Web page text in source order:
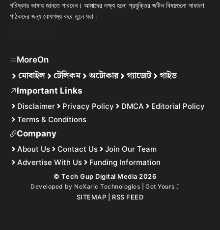
পরিষ্কার ভাষায় জানতে পারবেন। আমাদের লক্ষ্য হলো প্রযুক্তির জটিল বিষয়গুলো সাধারণ
পাঠকদের জন্য বোধগম্য করে তুলে ধরা।
MoreOn
মোবাইল টেলিকম অটোকার গ্যাজেট গাইড
Important Links
Disclaimer Privacy Policy DMCA
Editorial Policy
Terms & Conditions
Company
About Us Contact Us
Join Our Team
Advertise With Us
Funding Information
© Tech Gup Digital Media 2026
Developed by NeXaric Technologies | Get Yours ⤴︎
SITEMAP RSS FEED